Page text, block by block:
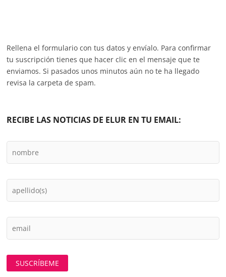
Rellena el formulario con tus datos y envíalo. Para confirmar
tu suscripción tienes que hacer clic en el mensaje que te
enviamos. Si pasados unos minutos aún no te ha llegado
revisa la carpeta de spam.
RECIBE LAS NOTICIAS DE ELUR EN TU EMAIL: